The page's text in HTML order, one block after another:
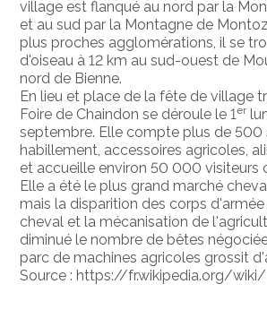
village est flanqué au nord par la
et au sud par la Montagne de
plus proches agglomérations, il se
d'oiseau à 12 km au sud-ouest de
nord de Bienne.
En lieu et place de la fête de village
Foire de Chaindon se déroule le 1er
septembre. Elle compte plus de 500
habillement, accessoires agricoles,
et accueille environ 50 000 visiteurs
Elle a été le plus grand marché
mais la disparition des corps
cheval et la mécanisation de
diminué le nombre de bêtes
parc de machines agricoles grossit
Source : https://fr.wikipedia.org/